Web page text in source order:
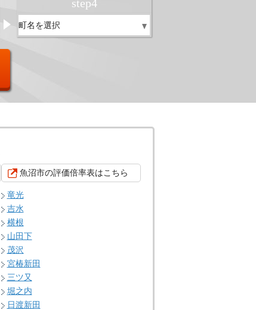
step4
魚沼市の評価倍率表はこちら
竜光
吉水
横根
山田下
茂沢
宮椿新田
三ツ又
堀之内
日渡新田